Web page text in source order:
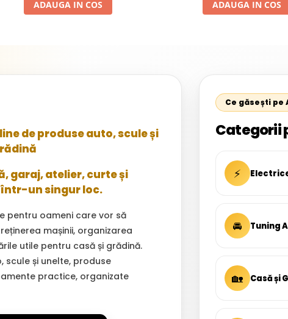
ADAUGA IN COS ADAUGA IN COS
de produse auto, scule și
garaj, atelier, curte și
într-un singur loc.
pentru oameni care vor să
mașinii, organizarea
utile pentru casă și grădină.
scule și unelte, produse
practice, organizate
Ce găsești
Categorii
⚡
🚘 Tuning
🏡 Casă și